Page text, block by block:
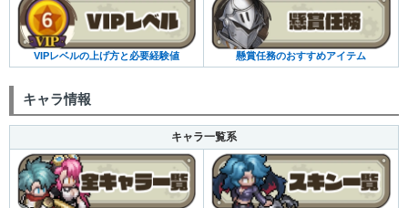
VIPレベルの上げ方と必要経験値 懸賞任務のおすすめアイテム
キャラ情報
キャラ一覧系